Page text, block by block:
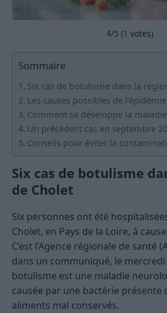
4/5 (1 votes)
Sommaire
Six cas de botulisme dans la
Les causes possibles de l’épidémie
Comment se développe la maladie
Un précédent cas en septembre
Conseils pour éviter la
Six cas de botulisme
de Cholet
Six personnes ont été
Cholet, en Pays de la Loire, à
C’est l’Agence régionale de santé
dans un communiqué, le mercredi
botulisme est une maladie
causée par une bactérie présente
aliments mal conservés.